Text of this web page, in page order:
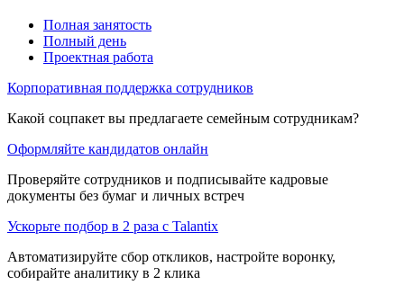
Полная занятость
Полный день
Проектная работа
Корпоративная поддержка сотрудников
Какой соцпакет вы предлагаете семейным сотрудникам?
Оформляйте кандидатов онлайн
Проверяйте сотрудников и подписывайте кадровые
документы без бумаг и личных встреч
Ускорьте подбор в 2 раза с Talantix
Автоматизируйте сбор откликов, настройте воронку,
собирайте аналитику в 2 клика